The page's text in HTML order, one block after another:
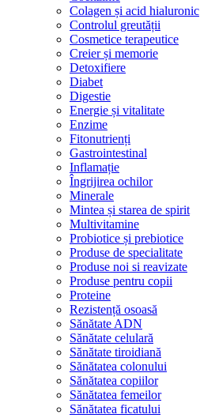
Colagen și acid hialuronic
Controlul greutății
Cosmetice terapeutice
Creier și memorie
Detoxifiere
Diabet
Digestie
Energie și vitalitate
Enzime
Fitonutrienți
Gastrointestinal
Inflamație
Îngrijirea ochilor
Minerale
Mintea și starea de spirit
Multivitamine
Probiotice și prebiotice
Produse de specialitate
Produse noi si reavizate
Produse pentru copii
Proteine
Rezistență osoasă
Sănătate ADN
Sănătate celulară
Sănătate tiroidiană
Sănătatea colonului
Sănătatea copiilor
Sănătatea femeilor
Sănătatea ficatului